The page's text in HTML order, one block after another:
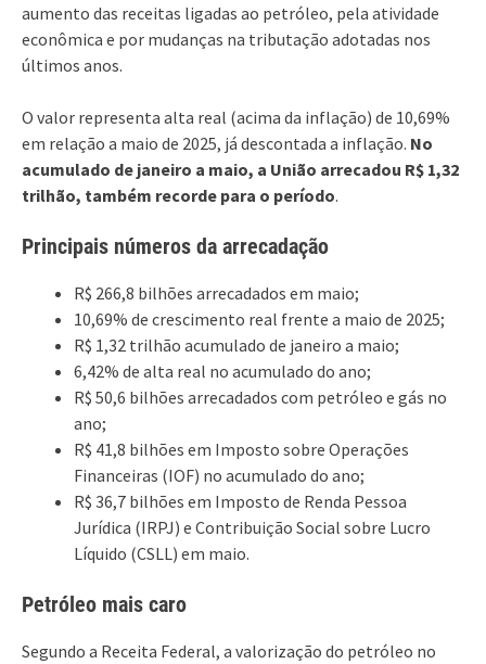
aumento das receitas ligadas ao petróleo, pela atividade
econômica e por mudanças na tributação adotadas nos
últimos anos.
O valor representa alta real (acima da inflação) de 10,69%
em relação a maio de 2025, já descontada a inflação. No
acumulado de janeiro a maio, a União arrecadou R$ 1,32
trilhão, também recorde para o período.
Principais números da arrecadação
R$ 266,8 bilhões arrecadados em maio;
10,69% de crescimento real frente a maio de 2025;
R$ 1,32 trilhão acumulado de janeiro a maio;
6,42% de alta real no acumulado do ano;
R$ 50,6 bilhões arrecadados com petróleo e gás no
ano;
R$ 41,8 bilhões em Imposto sobre Operações
Financeiras (IOF) no acumulado do ano;
R$ 36,7 bilhões em Imposto de Renda Pessoa
Jurídica (IRPJ) e Contribuição Social sobre Lucro
Líquido (CSLL) em maio.
Petróleo mais caro
Segundo a Receita Federal, a valorização do petróleo no